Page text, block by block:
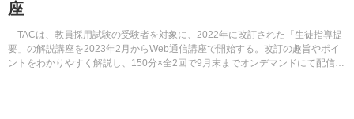
座
TACは、教員採用試験の受験者を対象に、2022年に改訂された「生徒指導提
要」の解説講座を2023年2月からWeb通信講座で開始する。改訂の趣旨やポイ
ントをわかりやすく解説し、150分×全2回で9月末までオンデマンドにて配信す